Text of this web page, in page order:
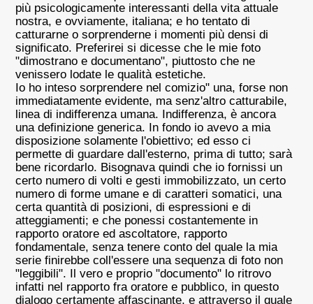
più psicologicamente interessanti della vita attuale
nostra, e ovviamente, italiana; e ho tentato di
catturarne o sorprenderne i momenti più densi di
significato. Preferirei si dicesse che le mie foto
"dimostrano e documentano", piuttosto che ne
venissero lodate le qualità estetiche.
Io ho inteso sorprendere nel comizio" una, forse non
immediatamente evidente, ma senz'altro catturabile,
linea di indifferenza umana. Indifferenza, è ancora
una definizione generica. In fondo io avevo a mia
disposizione solamente l'obiettivo; ed esso ci
permette di guardare dall'esterno, prima di tutto; sarà
bene ricordarlo. Bisognava quindi che io fornissi un
certo numero di volti e gesti immobilizzato, un certo
numero di forme umane e di caratteri somatici, una
certa quantità di posizioni, di espressioni e di
atteggiamenti; e che ponessi costantemente in
rapporto oratore ed ascoltatore, rapporto
fondamentale, senza tenere conto del quale la mia
serie finirebbe coll'essere una sequenza di foto non
"leggibili". Il vero e proprio "documento" lo ritrovo
infatti nel rapporto fra oratore e pubblico, in questo
dialogo certamente affascinante, e attraverso il quale